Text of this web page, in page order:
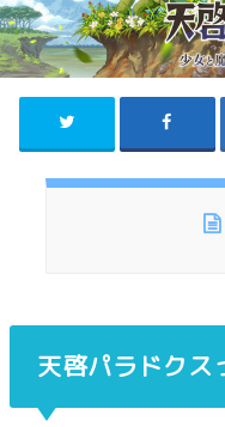
天啓パラドクス